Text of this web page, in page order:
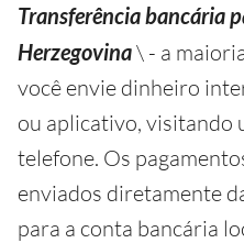
Transferência bancária
Herzegovina\ - a
você envie dinheiro
ou aplicativo, visitando
telefone. Os
enviados diretamente
para a conta bancária